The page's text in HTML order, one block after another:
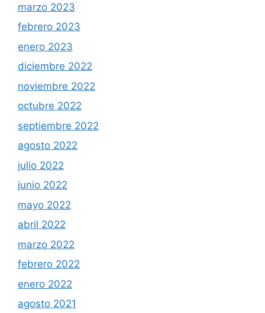
marzo 2023
febrero 2023
enero 2023
diciembre 2022
noviembre 2022
octubre 2022
septiembre 2022
agosto 2022
julio 2022
junio 2022
mayo 2022
abril 2022
marzo 2022
febrero 2022
enero 2022
agosto 2021